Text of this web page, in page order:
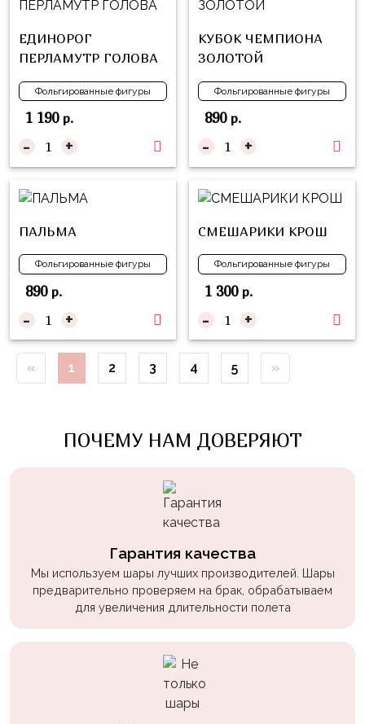
ЕДИНОРОГ
ПЕРЛАМУТР ГОЛОВА
Фольгированные фигуры
1 190р.
- +
КУБОК ЧЕМПИОНА
ЗОЛОТОЙ
Фольгированные фигуры
890р.
- +
ПАЛЬМА
Фольгированные фигуры
890р.
- +
СМЕШАРИКИ КРОШ
Фольгированные фигуры
1 300р.
- +
« 1 2 3 4 5 »
ПОЧЕМУ НАМ ДОВЕРЯЮТ
Гарантия качества
Мы используем шары лучших производителей. Шары
предварительно проверяем на брак, обрабатываем
для увеличения длительности полета
Куклы
Для
Него
Для
/
Животные
Тема
Трансформеры
Супергерои